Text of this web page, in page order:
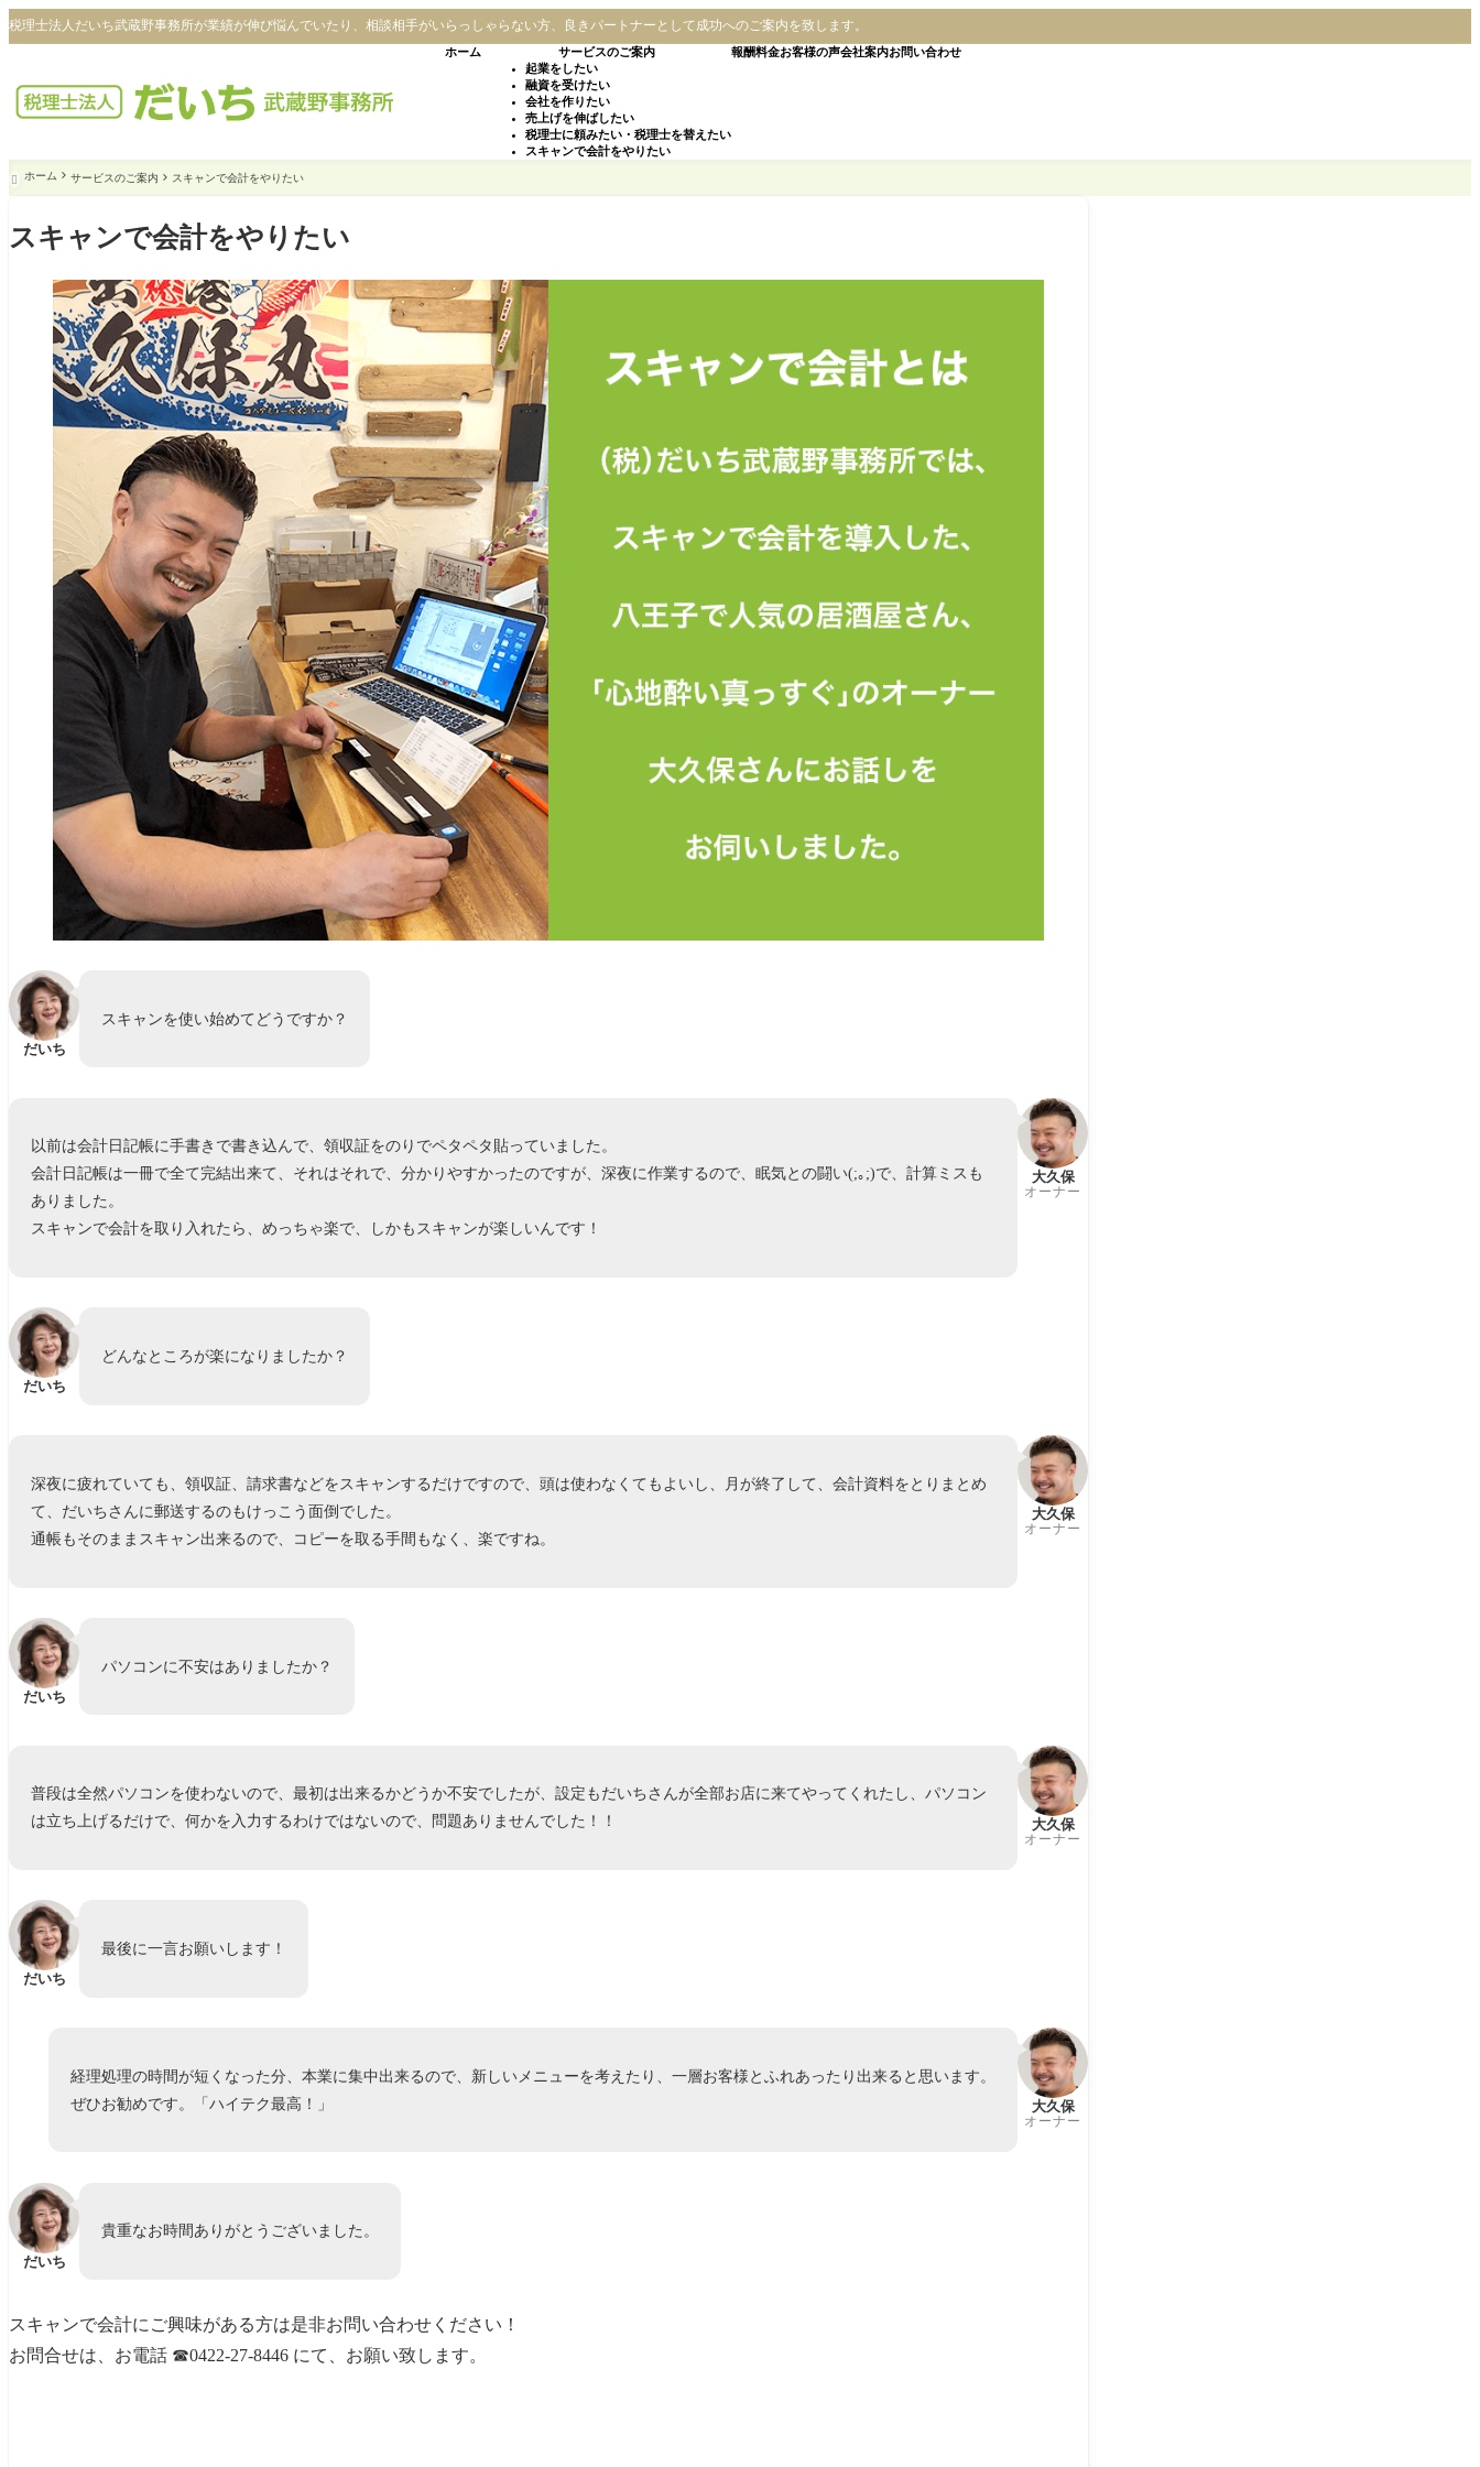
税理士法人だいち武蔵野事務所が業績が伸び悩んでいたり、相談相手がいらっしゃらない方、良きパートナーとして成功へのご案内を致します。
ホーム
サービスのご案内
起業をしたい
融資を受けたい
会社を作りたい
売上げを伸ばしたい
税理士に頼みたい・税理士を替えたい
スキャンで会計をやりたい
報酬料金お客様の声会社案内お問い合わせ
 ホーム サービスのご案内 スキャンで会計をやりたい
スキャンで会計をやりたい
だいち
スキャンを使い始めてどうですか？
大久保
オーナー
以前は会計日記帳に手書きで書き込んで、領収証をのりでペタペタ貼っていました。
会計日記帳は一冊で全て完結出来て、それはそれで、分かりやすかったのですが、深夜に作業するので、眠気との闘い(;｡;)で、計算ミスも
ありました。
スキャンで会計を取り入れたら、めっちゃ楽で、しかもスキャンが楽しいんです！
だいち
どんなところが楽になりましたか？
大久保
オーナー
深夜に疲れていても、領収証、請求書などをスキャンするだけですので、頭は使わなくてもよいし、月が終了して、会計資料をとりまとめ
て、だいちさんに郵送するのもけっこう面倒でした。
通帳もそのままスキャン出来るので、コピーを取る手間もなく、楽ですね。
だいち
パソコンに不安はありましたか？
大久保
オーナー
普段は全然パソコンを使わないので、最初は出来るかどうか不安でしたが、設定もだいちさんが全部お店に来てやってくれたし、パソコン
は立ち上げるだけで、何かを入力するわけではないので、問題ありませんでした！！
だいち
最後に一言お願いします！
大久保
オーナー
経理処理の時間が短くなった分、本業に集中出来るので、新しいメニューを考えたり、一層お客様とふれあったり出来ると思います。
ぜひお勧めです。「ハイテク最高！」
だいち
貴重なお時間ありがとうございました。
スキャンで会計にご興味がある方は是非お問い合わせください！
お問合せは、お電話 ☎0422-27-8446 にて、お願い致します。